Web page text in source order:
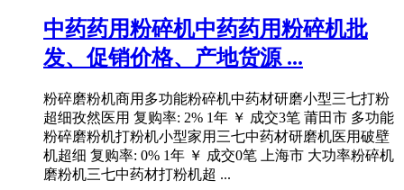
中药药用粉碎机中药药用粉碎机批
发、促销价格、产地货源 ...
粉碎磨粉机商用多功能粉碎机中药材研磨小型三七打粉
超细孜然医用 复购率: 2% 1年 ￥ 成交3笔 莆田市 多功能
粉碎磨粉机打粉机小型家用三七中药材研磨机医用破壁
机超细 复购率: 0% 1年 ￥ 成交0笔 上海市 大功率粉碎机
磨粉机三七中药材打粉机超 ...